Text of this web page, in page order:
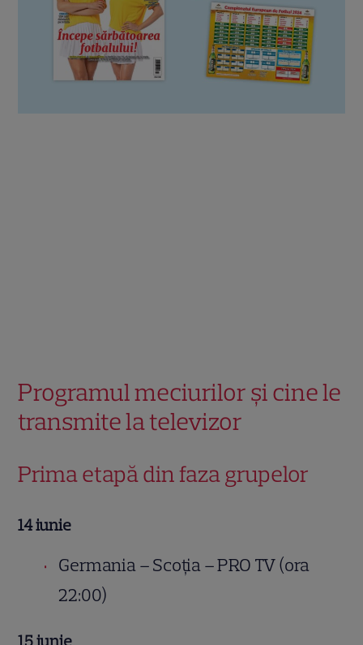
Programul meciurilor și cine le
transmite la televizor
Prima etapă din faza grupelor
14 iunie
Germania – Scoția – PRO TV (ora
22:00)
15 iunie